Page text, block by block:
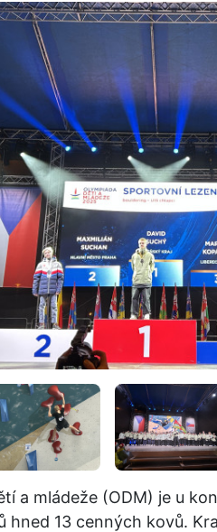
a mládeže (ODM) je u
hned 13 cenných kovů.